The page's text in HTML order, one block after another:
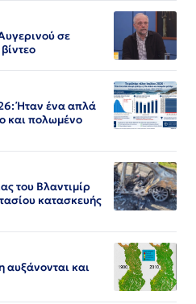
σε
Ήταν ένα απλά
και πολωμένο
του Βλαντιμίρ
κατασκευής
αυξάνονται και